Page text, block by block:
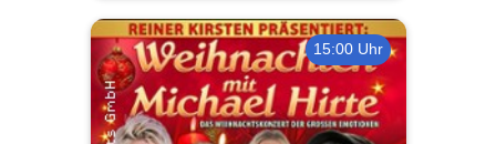
15:00 Uhr